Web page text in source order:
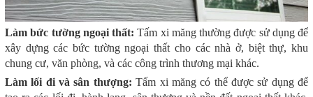
Làm bức tường ngoại thất: Tấm xi măng thường được sử dụng để
xây dựng các bức tường ngoại thất cho các nhà ở, biệt thự, khu
chung cư, văn phòng, và các công trình thương mại khác.
Làm lối đi và sân thượng: Tấm xi măng có thể được sử dụng để